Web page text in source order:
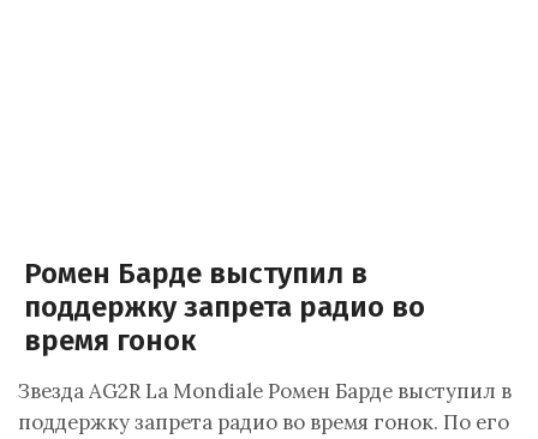
Ромен Барде выступил в
поддержку запрета радио во
время гонок
Звезда AG2R La Mondiale Ромен Барде выступил в
поддержку запрета радио во время гонок. По его